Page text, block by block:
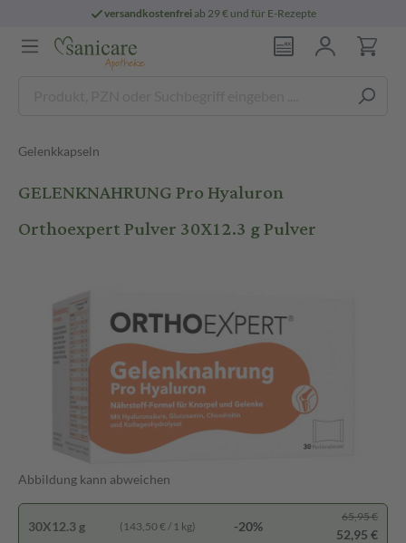
versandkostenfreiab 29 € und für E-Rezepte
Gelenkkapseln
GELENKNAHRUNG Pro Hyaluron
Orthoexpert Pulver 30X12.3 g Pulver
Abbildung kann abweichen
30X12.3 g (143,50 € / 1 kg) -20%
65,95 €
52,95 €